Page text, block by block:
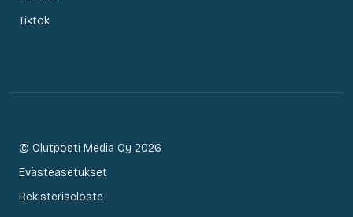
Tiktok
© Olutposti Media Oy 2026
Evästeasetukset
Rekisteriseloste